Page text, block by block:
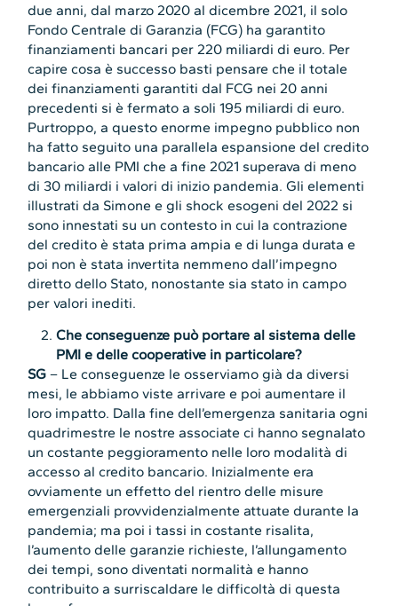
due anni, dal marzo 2020 al dicembre 2021, il solo
Fondo Centrale di Garanzia (FCG) ha garantito
finanziamenti bancari per 220 miliardi di euro. Per
capire cosa è successo basti pensare che il totale
dei finanziamenti garantiti dal FCG nei 20 anni
precedenti si è fermato a soli 195 miliardi di euro.
Purtroppo, a questo enorme impegno pubblico non
ha fatto seguito una parallela espansione del credito
bancario alle PMI che a fine 2021 superava di meno
di 30 miliardi i valori di inizio pandemia. Gli elementi
illustrati da Simone e gli shock esogeni del 2022 si
sono innestati su un contesto in cui la contrazione
del credito è stata prima ampia e di lunga durata e
poi non è stata invertita nemmeno dall’impegno
diretto dello Stato, nonostante sia stato in campo
per valori inediti.
Che conseguenze può portare al sistema delle
PMI e delle cooperative in particolare?
SG – Le conseguenze le osserviamo già da diversi
mesi, le abbiamo viste arrivare e poi aumentare il
loro impatto. Dalla fine dell’emergenza sanitaria ogni
quadrimestre le nostre associate ci hanno segnalato
un costante peggioramento nelle loro modalità di
accesso al credito bancario. Inizialmente era
ovviamente un effetto del rientro delle misure
emergenziali provvidenzialmente attuate durante la
pandemia; ma poi i tassi in costante risalita,
l’aumento delle garanzie richieste, l’allungamento
dei tempi, sono diventati normalità e hanno
contribuito a surriscaldare le difficoltà di questa